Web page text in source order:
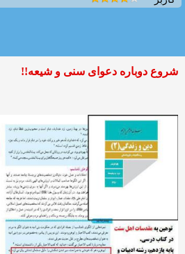
شروع دوباره دعوای سنی و شیعه!!